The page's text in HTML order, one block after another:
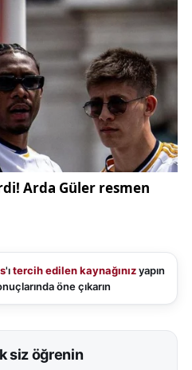
'ıtercih edilen kaynağınızyapın
öne çıkarın
siz öğrenin